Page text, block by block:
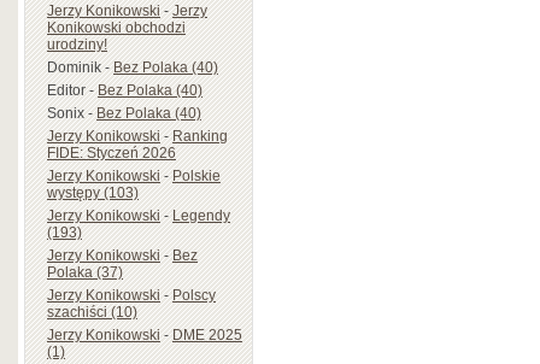
Jerzy Konikowski-Jerzy
Konikowski obchodzi
urodziny!
Dominik-Bez Polaka (40)
Editor-Bez Polaka (40)
Sonix-Bez Polaka (40)
Jerzy Konikowski-Ranking
FIDE: Styczeń 2026
Jerzy Konikowski-Polskie
występy (103)
Jerzy Konikowski-Legendy
(193)
Jerzy Konikowski-Bez
Polaka (37)
Jerzy Konikowski-Polscy
szachiści (10)
Jerzy Konikowski-DME 2025
(1)